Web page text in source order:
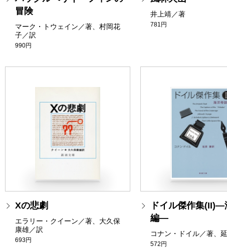
冒険
マーク・トウェイン／著、村岡花
子／訳
990円
井上靖／著
781円
Xの悲劇
エラリー・クイーン／著、大久保
康雄／訳
693円
ドイル傑作集(II)―
編―
コナン・ドイル／著、
572円